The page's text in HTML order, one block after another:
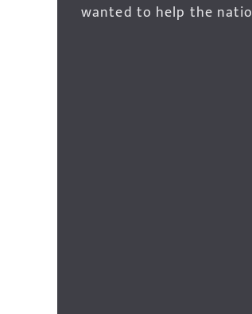
wanted to help the